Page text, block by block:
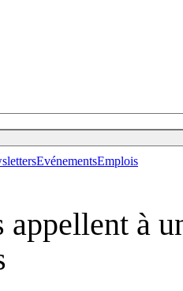
EvénementsEmplois
appellent à